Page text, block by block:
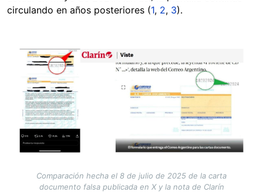
circulando en años posteriores (1, 2, 3).
Image
Comparación hecha el 8 de julio de 2025 de la carta
documento falsa publicada en X y la nota de Clarín